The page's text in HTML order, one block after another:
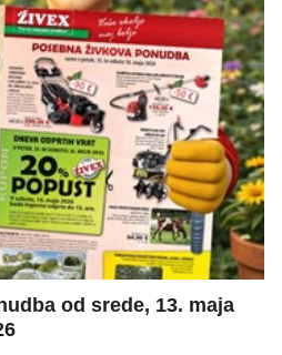
od srede, 13. maja